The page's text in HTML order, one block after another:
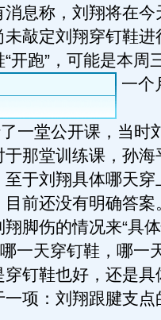
息称，刘翔将在今
敲定刘翔穿钉鞋进
开跑”，可能是本周
一个
堂公开课，当时
那堂训练课，孙海
于刘翔具体哪天穿
前还没有明确答案
脚伤的情况来“具
一天穿钉鞋，哪一
钉鞋也好，还是具
项：刘翔跟腱支点